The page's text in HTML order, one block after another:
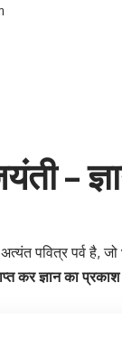
–
पवित्र पर्व है,
कर ज्ञान का